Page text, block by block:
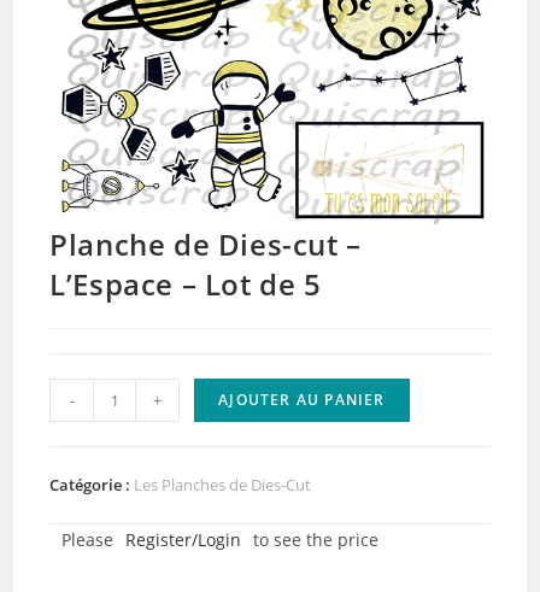
Planche de Dies-cut –
L’Espace – Lot de 5
quantité
de
de
cut
- + AJOUTER AU PANIER
Catégorie : Les Planches de Dies-Cut
Please Register/Login to see the price